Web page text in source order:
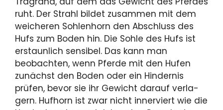
ruht. Der Strahl bildet zusammen mit dem
weicheren Soh­lenhorn den Abschluss des
Hufs zum Boden hin. Die Sohle des Hufs ist
erstaunlich sensibel. Das kann man
beobach­ten, wenn Pferde mit den Hufen
zunächst den Boden oder ein Hindernis
prüfen, bevor sie ihr Gewicht darauf verla­
gern. Hufhorn ist zwar nicht innerviert wie die